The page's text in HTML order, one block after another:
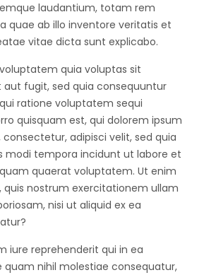
laudantium, totam rem
quae ab illo inventore veritatis et
vitae dicta sunt explicabo.
quia voluptas sit
fugit, sed quia consequuntur
ratione voluptatem sequi
quisquam est, qui dolorem ipsum
adipisci velit, sed quia
modi tempora incidunt ut labore et
quaerat voluptatem. Ut enim
nostrum exercitationem ullam
nisi ut aliquid ex ea
iure reprehenderit qui in ea
quam nihil molestiae consequatur,